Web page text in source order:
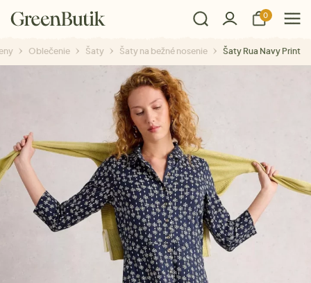
0
Oblečenie Šaty Šaty na bežné nosenie Šaty Rua Navy Print